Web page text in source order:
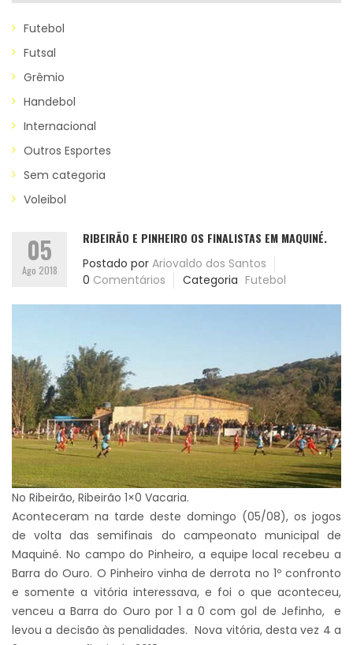
Futebol
Futsal
Grêmio
Handebol
Internacional
Outros Esportes
Sem categoria
Voleibol
05
Ago 2018
RIBEIRÃO E PINHEIRO OS FINALISTAS EM MAQUINÉ.
Postado por Ariovaldo dos Santos
0 Comentários Categoria Futebol
No Ribeirão, Ribeirão 1×0 Vacaria.
Aconteceram na tarde deste domingo (05/08), os jogos
de volta das semifinais do campeonato municipal de
Maquiné. No campo do Pinheiro, a equipe local recebeu a
Barra do Ouro. O Pinheiro vinha de derrota no 1º confronto
e somente a vitória interessava, e foi o que aconteceu,
venceu a Barra do Ouro por 1 a 0 com gol de Jefinho, e
levou a decisão às penalidades. Nova vitória, desta vez 4 a